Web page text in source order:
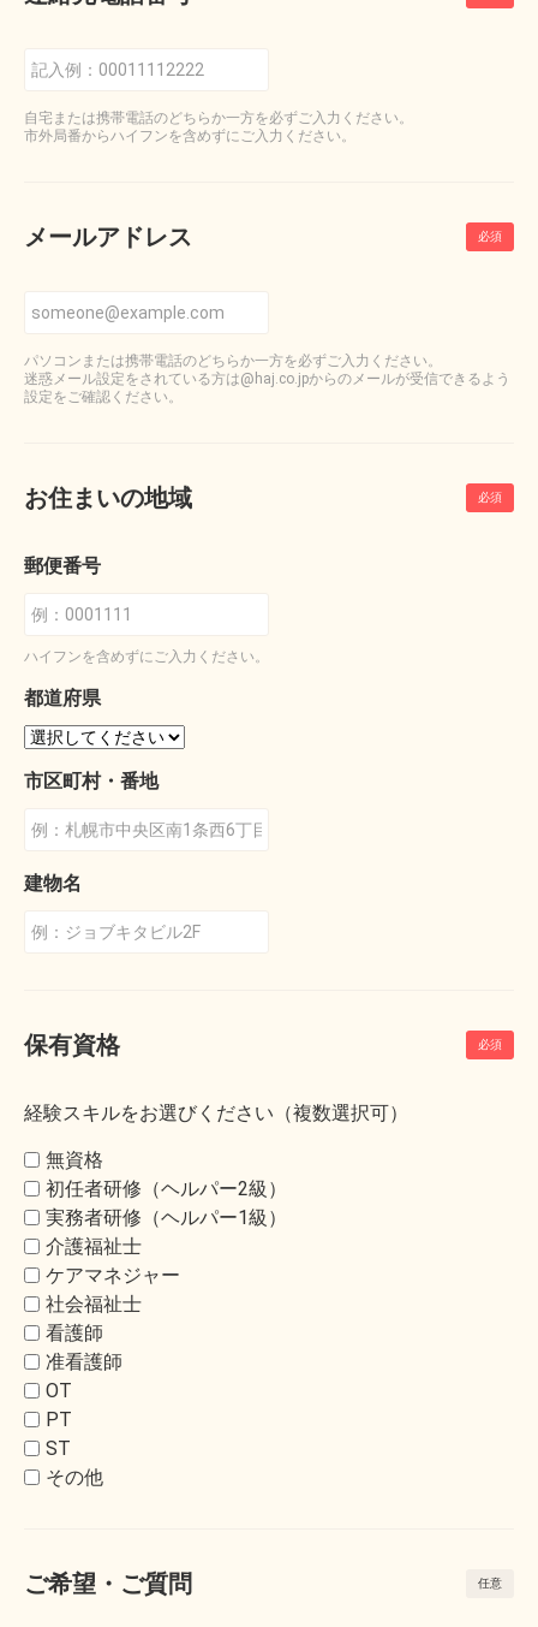
自宅または携帯電話のどちらか一方を必ずご入力ください。
市外局番からハイフンを含めずにご入力ください。
メールアドレス
パソコンまたは携帯電話のどちらか一方を必ずご入力ください。
迷惑メール設定をされている方は@haj.co.jpからのメールが受信できるよう
設定をご確認ください。
お住まいの地域
郵便番号
ハイフンを含めずにご入力ください。
都道府県
市区町村・番地
建物名
保有資格
経験スキルをお選びください（複数選択可）
無資格
初任者研修（ヘルパー2級）
実務者研修（ヘルパー1級）
介護福祉士
ケアマネジャー
社会福祉士
看護師
准看護師
OT
PT
ST
その他
ご希望・ご質問